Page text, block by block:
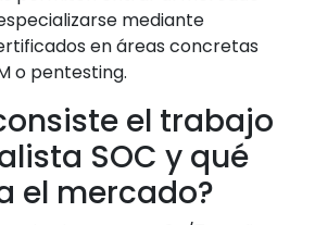
mediante
en áreas concretas
o pentesting.
el trabajo
SOC y qué
el mercado?